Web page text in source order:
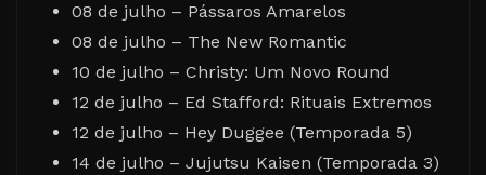
08 de julho – Pássaros Amarelos
08 de julho – The New Romantic
10 de julho – Christy: Um Novo Round
12 de julho – Ed Stafford: Rituais Extremos
12 de julho – Hey Duggee (Temporada 5)
14 de julho – Jujutsu Kaisen (Temporada 3)